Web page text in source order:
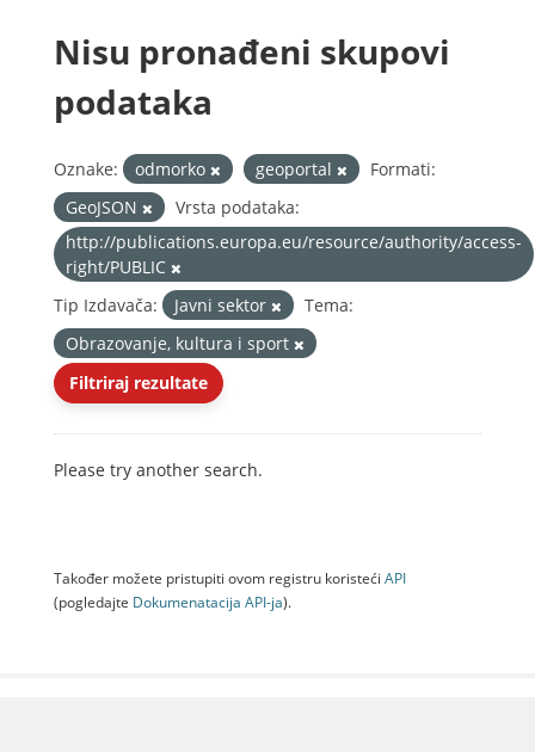
Nisu pronađeni skupovi
podataka
Oznake: odmorko geoportal
Formati:
GeoJSON
Vrsta podataka:
http://publications.europa.eu/resource/authority/access-
right/PUBLIC
Tip Izdavača:
Javni sektor
Tema:
Obrazovanje, kultura i sport
Filtriraj rezultate
Please try another search.
Također možete pristupiti ovom registru koristeći API
(pogledajte Dokumenаtаcijа API-jа).